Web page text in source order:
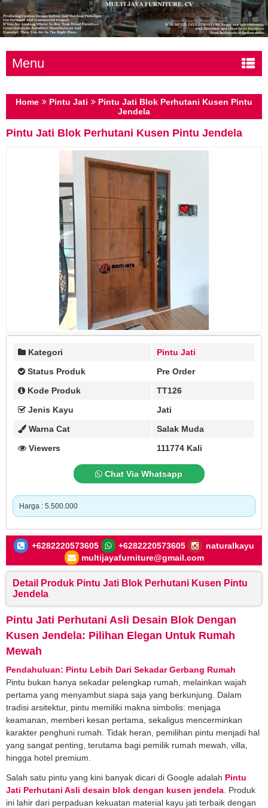
Menu
Home Pintu Jati
Pintu Jati Blok Perhutani Kusen Pintu
Jendela
Pintu Jati Blok Perhutani Kusen Pintu Jendela
Kategori
Pintu Jati
Status Produk
Pre Order
Kode Produk
TT126
Jenis Kayu
Jati
Warna Cat
Salak Muda
Viewers
111774 Kali
Chat Via Whatsapp
Harga : 5.500.000
+6282220573605 +6282220573605
naturalkayu
multijayafurniture@gmail.com
Detail Produk Pintu Jati Blok Perhutani Kusen Pintu
Jendela
Pintu Jati Perhutani Asli Desain Blok Dengan
Kusen Jendela: Pilihan Elegan Untuk Rumah
Mewah
Pendahuluan: Pintu Lebih Dari Sekadar Gerbang Rumah
Pintu bukan hanya sekadar pelengkap rumah, melainkan wajah
pertama yang menyambut siapa saja yang berkunjung. Dalam
tradisi arsitektur, pintu memiliki makna simbolis: menjaga
keamanan, memberi kesan pertama, sekaligus mencerminkan
karakter penghuni rumah. Tidak heran, pemilihan pintu menjadi hal
yang sangat penting, terutama bagi pemilik rumah mewah, villa,
hingga hotel premium.
Salah satu pintu yang kini banyak dicari di Google adalah Pintu
Jati Perhutani Asli desain blok dengan kusen jendela Produk
ini lahir dari perpaduan kekuatan material kayu jati terbaik dengan